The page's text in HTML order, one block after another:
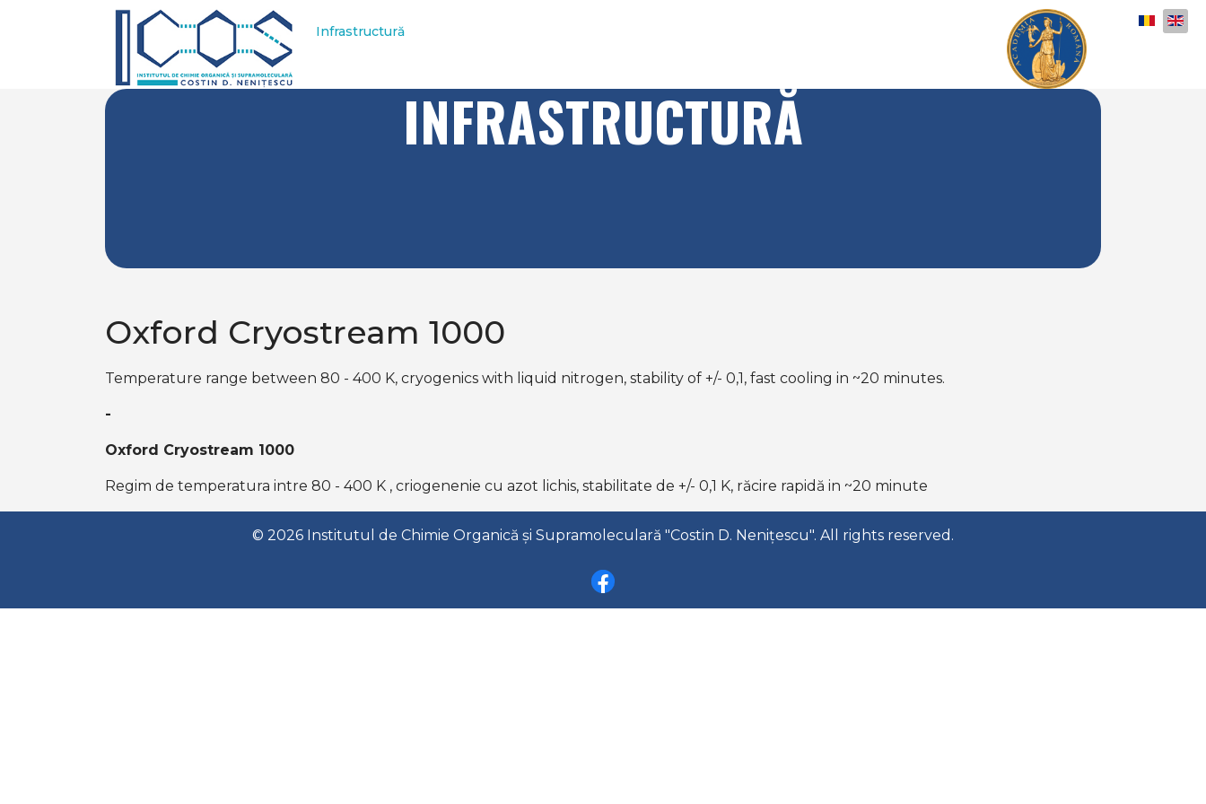
Infrastructură
INFRASTRUCTURĂ
Oxford Cryostream 1000
Temperature range between 80 - 400 K, cryogenics with liquid nitrogen, stability of +/- 0,1, fast cooling in ~20 minutes.
-
Oxford Cryostream 1000
Regim de temperatura intre 80 - 400 K , criogenenie cu azot lichis, stabilitate de +/- 0,1 K, răcire rapidă in ~20 minute
Select
© 2026 Institutul de Chimie Organică și Supramoleculară "Costin D. Nenițescu". All rights reserved.